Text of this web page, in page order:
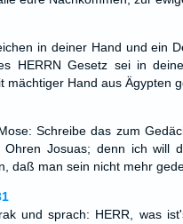
in deiner Hand und ein
HERRN Gesetz sei in
mächtiger Hand aus Ägypten
Schreibe das zum
Josuas; denn ich will
daß man sein nicht mehr
und sprach: HERR, was